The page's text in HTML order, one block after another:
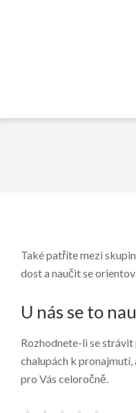
Také patříte mezi
dost a naučit se
U nás se to
Rozhodnete-li se strávit
chalupách k pronajmutí,
pro Vás celoročně.